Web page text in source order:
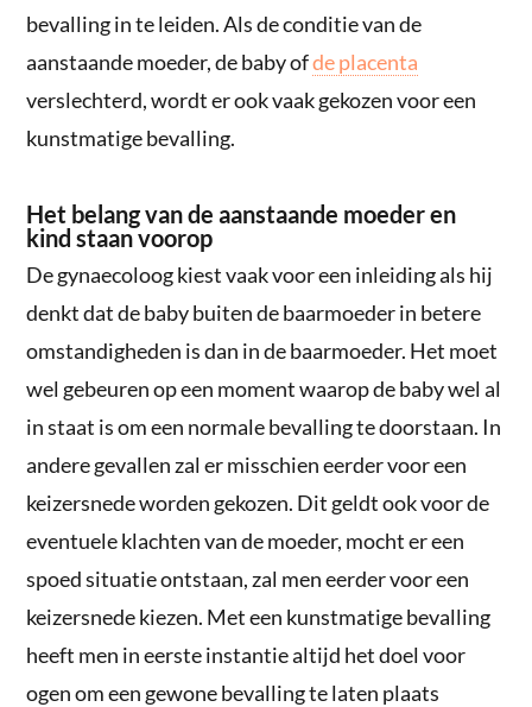
bevalling in te leiden. Als de conditie van de
aanstaande moeder, de baby ofde placenta
verslechterd, wordt er ook vaak gekozen voor een
kunstmatige bevalling.
Het belang van de aanstaande moeder en
kind staan voorop
De gynaecoloog kiest vaak voor een inleiding als hij
denkt dat de baby buiten de baarmoeder in betere
omstandigheden is dan in de baarmoeder. Het moet
wel gebeuren op een moment waarop de baby wel al
in staat is om een normale bevalling te doorstaan. In
andere gevallen zal er misschien eerder voor een
keizersnede worden gekozen. Dit geldt ook voor de
eventuele klachten van de moeder, mocht er een
spoed situatie ontstaan, zal men eerder voor een
keizersnede kiezen. Met een kunstmatige bevalling
heeft men in eerste instantie altijd het doel voor
ogen om een gewone bevalling te laten plaats